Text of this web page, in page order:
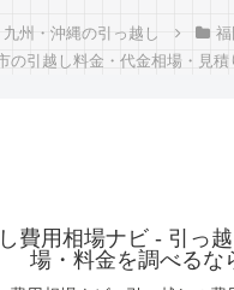
九州・沖縄の引っ越し
の引越し料金・代金相場・見積